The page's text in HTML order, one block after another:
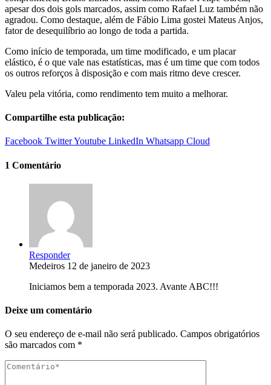
apesar dos dois gols marcados, assim como Rafael Luz também não
agradou. Como destaque, além de Fábio Lima gostei Mateus Anjos,
fator de desequilíbrio ao longo de toda a partida.
Como início de temporada, um time modificado, e um placar
elástico, é o que vale nas estatísticas, mas é um time que com todos
os outros reforços à disposição e com mais ritmo deve crescer.
Valeu pela vitória, como rendimento tem muito a melhorar.
Compartilhe esta publicação:
Facebook TwitterYoutube LinkedIn Whatsapp Cloud
1 Comentário
Responder
Medeiros 12 de janeiro de 2023
Iniciamos bem a temporada 2023. Avante ABC!!!
Deixe um comentário
O seu endereço de e-mail não será publicado. Campos obrigatórios
são marcados com *